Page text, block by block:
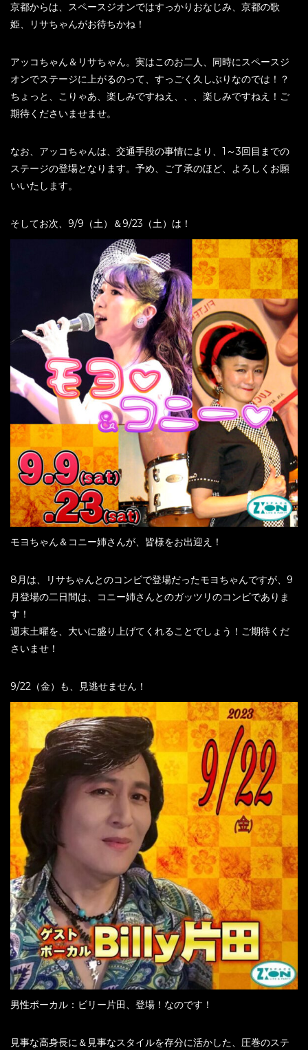
京都からは、スペースジオンではすっかりおなじみ、京都の歌
姫、リサちゃんがお待ちかね！
アッコちゃん＆リサちゃん。実はこのお二人、同時にスペースジ
オンでステージに上がるのって、すっごく久しぶりなのでは！？
ちょっと、こりゃあ、楽しみですねえ、、、楽しみですねえ！ご
期待くださいませませ。
なお、アッコちゃんは、交通手段の事情により、1～3回目までの
ステージの登場となります。予め、ご了承のほど、よろしくお願
いいたします。
そしてお次、9/9（土）＆9/23（土）は！
モヨちゃん＆コニー姉さんが、皆様をお出迎え！
8月は、リサちゃんとのコンビで登場だったモヨちゃんですが、9
月登場の二日間は、コニー姉さんとのガッツリのコンビでありま
す！
週末土曜を、大いに盛り上げてくれることでしょう！ご期待くだ
さいませ！
9/22（金）も、見逃せません！
男性ボーカル：ビリー片田、登場！なのです！
見事な高身長に＆見事なスタイルを存分に活かした、圧巻のステ